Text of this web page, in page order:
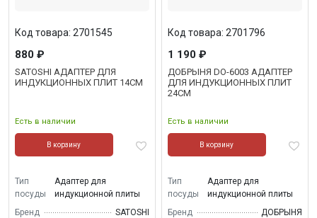
SATOSHI АДАПТЕР ДЛЯ
ИНДУКЦИОННЫХ ПЛИТ 14СМ
Есть в наличии
Код товара: 2701545
880 ₽
В корзину
Тип
посуды
Адаптер для
индукционной плиты
Бренд
SATOSHI
ДОБРЫНЯ DO-6003 АДАПТЕР
ДЛЯ ИНДУКЦИОННЫХ ПЛИТ
24СМ
Есть в наличии
Код товара: 2701796
1 190 ₽
В корзину
Тип
посуды
Адаптер для
индукционной плиты
Бренд
ДОБРЫНЯ